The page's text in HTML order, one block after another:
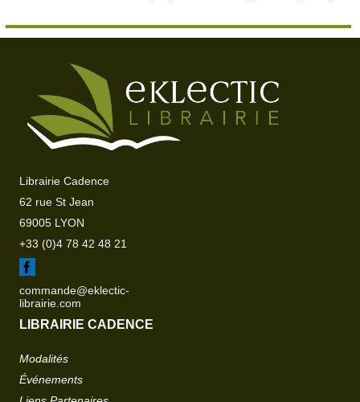
Librairie Cadence
62 rue St Jean
69005 LYON
+33 (0)4 78 42 48 21
commande@eklectic-
librairie.com
LIBRAIRIE CADENCE
Modalités
Événements